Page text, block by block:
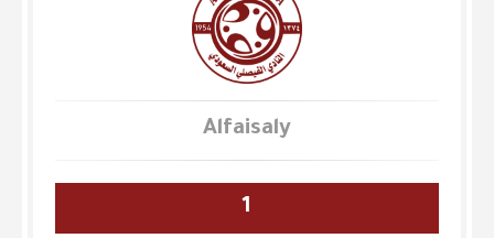
Alfaisaly
1